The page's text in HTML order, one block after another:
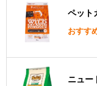
ペット
おすす
ニュー